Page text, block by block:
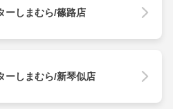
ーしまむら/篠路店
ーしまむら/新琴似店